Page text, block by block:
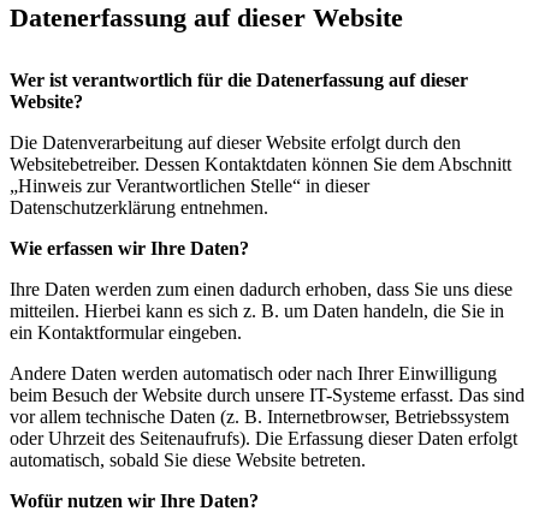
Datenerfassung auf dieser Website
Wer ist verantwortlich für die Datenerfassung auf dieser
Website?
Die Datenverarbeitung auf dieser Website erfolgt durch den
Websitebetreiber. Dessen Kontaktdaten können Sie dem Abschnitt
„Hinweis zur Verantwortlichen Stelle“ in dieser
Datenschutzerklärung entnehmen.
Wie erfassen wir Ihre Daten?
Ihre Daten werden zum einen dadurch erhoben, dass Sie uns diese
mitteilen. Hierbei kann es sich z. B. um Daten handeln, die Sie in
ein Kontaktformular eingeben.
Andere Daten werden automatisch oder nach Ihrer Einwilligung
beim Besuch der Website durch unsere IT-Systeme erfasst. Das sind
vor allem technische Daten (z. B. Internetbrowser, Betriebssystem
oder Uhrzeit des Seitenaufrufs). Die Erfassung dieser Daten erfolgt
automatisch, sobald Sie diese Website betreten.
Wofür nutzen wir Ihre Daten?